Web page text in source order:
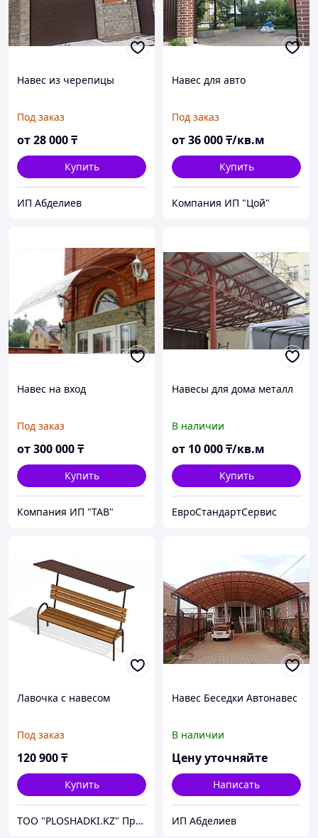
Навес из черепицы
Под заказ
от28 000₸
Купить
ИП Абделиев
Навес для авто
Под заказ
от36 000₸/кв.м
Купить
Компания ИП "Цой"
Навес на вход
Под заказ
от300 000₸
Купить
Компания ИП "ТАВ"
Навесы для дома металл
В наличии
от 10 000₸/кв.м
Купить
ЕвроСтандартСервис
Лавочка с навесом
Под заказ
120 900₸
Купить
ТОО "PLOSHADKI.KZ" Производство малых архитектурных форм
Навес Беседки Автонавес
В наличии
Цену уточняйте
Написать
ИП Абделиев